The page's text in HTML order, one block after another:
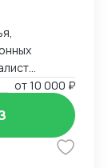
таможни.
Trello,
—
24/7.
или
— сделать
кофе.
от10 000 ₽